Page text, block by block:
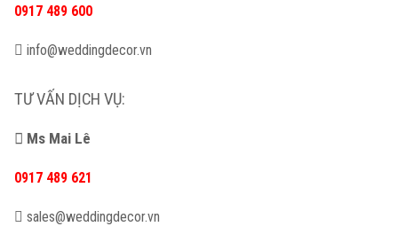
0917 489 600
info@weddingdecor.vn
TƯ VẤN DỊCH VỤ:
Ms Mai Lê
0917 489 621
sales@weddingdecor.vn